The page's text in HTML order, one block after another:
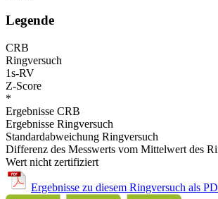
Legende
CRB
Ringversuch
1s-RV
Z-Score
*
Ergebnisse CRB
Ergebnisse Ringversuch
Standardabweichung Ringversuch
Differenz des Messwerts vom Mittelwert des
Wert nicht zertifiziert
Ergebnisse zu diesem Ringversuch als